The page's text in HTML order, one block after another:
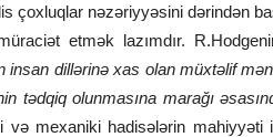
çoxluqlar nəzəriyyəsini dərindən
etmək lazımdır.
insan dillərinə xas olan müxtəlif
tədqiq olunmasına marağı
və mexaniki hadisələrin mahiyyəti